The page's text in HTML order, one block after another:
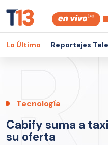
Lo Último Reportajes
Tecnología
Cabify suma a
su oferta